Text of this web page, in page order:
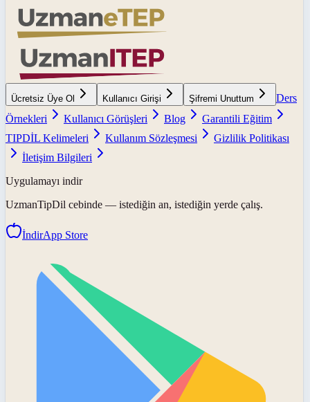
Ücretsiz Üye Ol Kullanıcı Girişi Şifremi Unuttum
Ders
Örnekleri
Kullanıcı Görüşleri Blog
Garantili Eğitim
TIPDİL Kelimeleri
Kullanım Sözleşmesi
Gizlilik Politikası
İletişim Bilgileri
Uygulamayı indir
UzmanTipDil cebinde — istediğin an, istediğin yerde çalış.
İndirApp Store